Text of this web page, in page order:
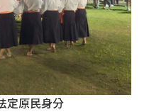
定原民身分